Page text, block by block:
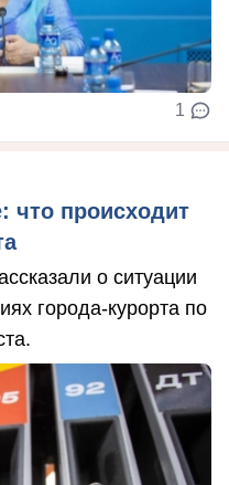
1
что происходит
о ситуации
города-курорта по